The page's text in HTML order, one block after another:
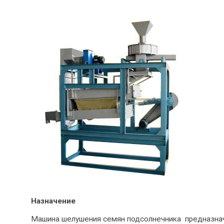
Назначение
Машина шелушения семян подсолнечника